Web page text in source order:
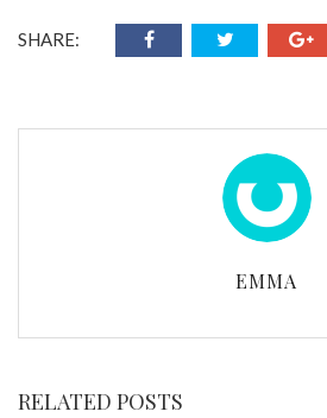
SHARE:
EMMA
RELATED POSTS